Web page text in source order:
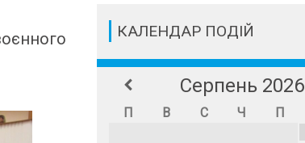
КАЛЕНДАР ПОДІЙ
Серпень 2026
П В С Ч П